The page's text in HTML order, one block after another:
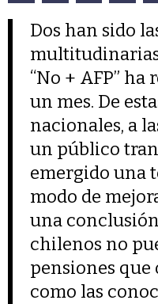
Dos han sido
“No + AFP” ha
un mes. De
nacionales, a
un público
emergido una
modo de
una
chilenos no
pensiones que
como las